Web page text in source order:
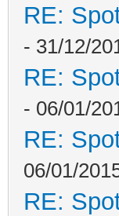
RE:
- 31/12/
RE:
- 06/01/
RE:
06/01/
RE: